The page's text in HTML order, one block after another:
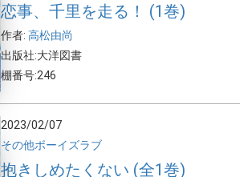
恋事、千里を走る！ (1巻)
作者: 高松由尚
出版社:大洋図書
棚番号:246
2023/02/07
その他ボーイズラブ
抱きしめたくない (全1巻)